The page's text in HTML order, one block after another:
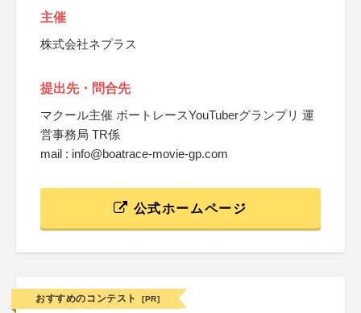
主催
株式会社ネプラス
提出先・問合先
マクール主催 ボートレースYouTuberグランプリ 運
営事務局 TR係
mail : info@boatrace-movie-gp.com
公式ホームページ
おすすめのコンテスト [PR]